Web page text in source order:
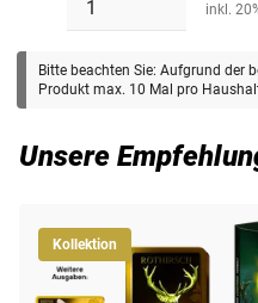
inkl.
Bitte beachten Sie: Aufgrund der
Produkt max. 10 Mal pro
Unsere
Kollektion